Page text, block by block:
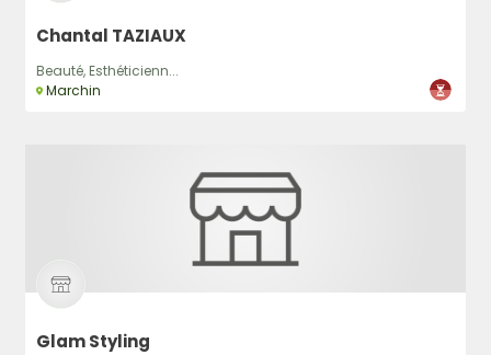
Chantal TAZIAUX
Beauté, Esthéticienn...
Marchin
Glam Styling